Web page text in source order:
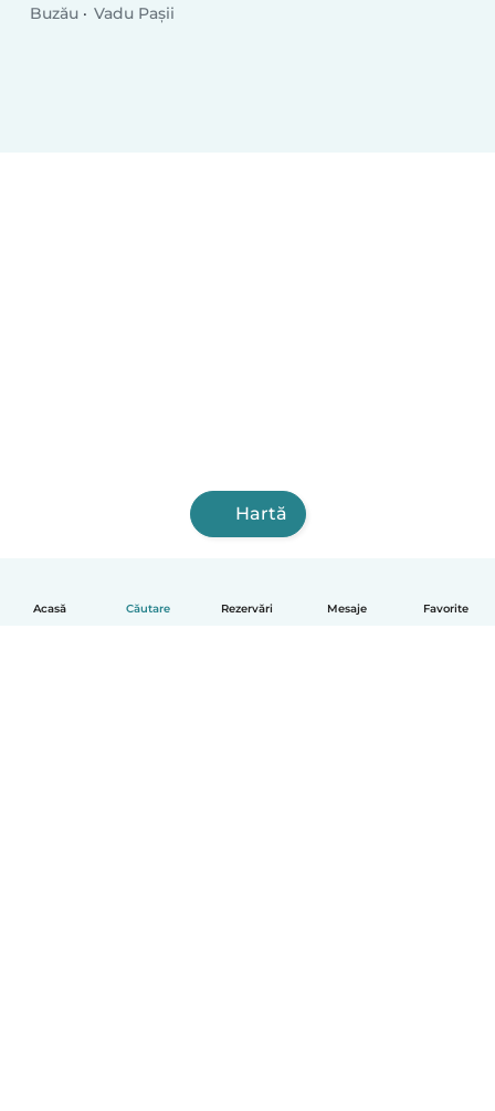
Acasă Căutare Rezervări Mesaje Favorite
Buzău Vadu Paşii
Hartă